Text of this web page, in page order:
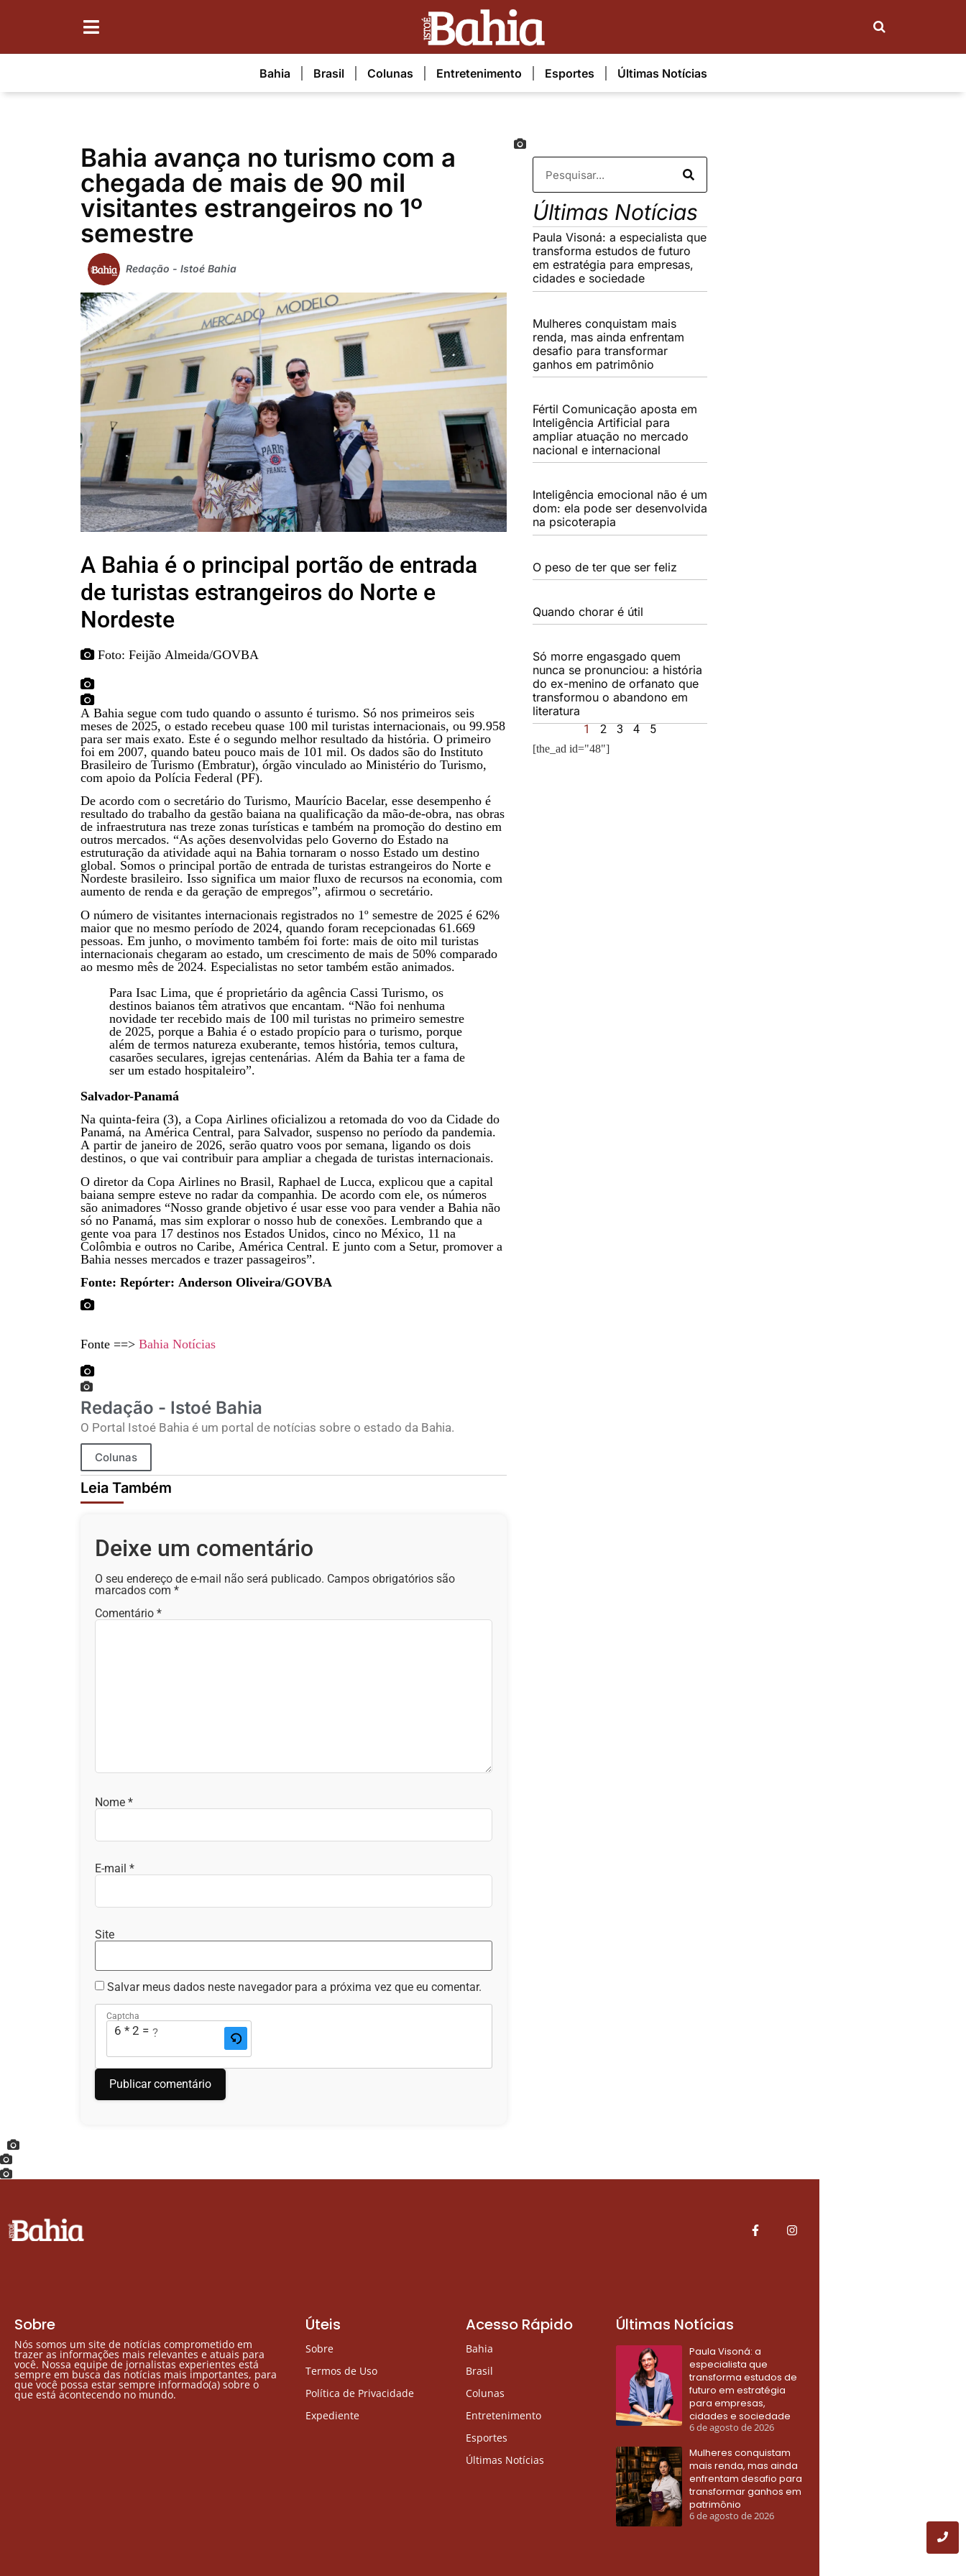
Bahia Brasil Colunas Entretenimento Esportes Últimas Notícias
Bahia avança no turismo com a
chegada de mais de 90 mil
visitantes estrangeiros no 1º
semestre
Redação - Istoé Bahia
A Bahia é o principal portão de entrada
de turistas estrangeiros do Norte e
Nordeste
Foto: Feijão Almeida/GOVBA
A Bahia segue com tudo quando o assunto é turismo. Só nos primeiros seis
meses de 2025, o estado recebeu quase 100 mil turistas internacionais, ou 99.958
para ser mais exato. Este é o segundo melhor resultado da história. O primeiro
foi em 2007, quando bateu pouco mais de 101 mil. Os dados são do Instituto
Brasileiro de Turismo (Embratur), órgão vinculado ao Ministério do Turismo,
com apoio da Polícia Federal (PF).
De acordo com o secretário do Turismo, Maurício Bacelar, esse desempenho é
resultado do trabalho da gestão baiana na qualificação da mão-de-obra, nas obras
de infraestrutura nas treze zonas turísticas e também na promoção do destino em
outros mercados. “As ações desenvolvidas pelo Governo do Estado na
estruturação da atividade aqui na Bahia tornaram o nosso Estado um destino
global. Somos o principal portão de entrada de turistas estrangeiros do Norte e
Nordeste brasileiro. Isso significa um maior fluxo de recursos na economia, com
aumento de renda e da geração de empregos”, afirmou o secretário.
O número de visitantes internacionais registrados no 1º semestre de 2025 é 62%
maior que no mesmo período de 2024, quando foram recepcionadas 61.669
pessoas. Em junho, o movimento também foi forte: mais de oito mil turistas
internacionais chegaram ao estado, um crescimento de mais de 50% comparado
ao mesmo mês de 2024. Especialistas no setor também estão animados.
Para Isac Lima, que é proprietário da agência Cassi Turismo, os
destinos baianos têm atrativos que encantam. “Não foi nenhuma
novidade ter recebido mais de 100 mil turistas no primeiro semestre
de 2025, porque a Bahia é o estado propício para o turismo, porque
além de termos natureza exuberante, temos história, temos cultura,
casarões seculares, igrejas centenárias. Além da Bahia ter a fama de
ser um estado hospitaleiro”.
Salvador-Panamá
Na quinta-feira (3), a Copa Airlines oficializou a retomada do voo da Cidade do
Panamá, na América Central, para Salvador, suspenso no período da pandemia.
A partir de janeiro de 2026, serão quatro voos por semana, ligando os dois
destinos, o que vai contribuir para ampliar a chegada de turistas internacionais.
O diretor da Copa Airlines no Brasil, Raphael de Lucca, explicou que a capital
baiana sempre esteve no radar da companhia. De acordo com ele, os números
são animadores “Nosso grande objetivo é usar esse voo para vender a Bahia não
só no Panamá, mas sim explorar o nosso hub de conexões. Lembrando que a
gente voa para 17 destinos nos Estados Unidos, cinco no México, 11 na
Colômbia e outros no Caribe, América Central. E junto com a Setur, promover a
Bahia nesses mercados e trazer passageiros”.
Fonte: Repórter: Anderson Oliveira/GOVBA
Fonte ==> Bahia Notícias
Redação - Istoé Bahia
O Portal Istoé Bahia é um portal de notícias sobre o estado da Bahia.
Colunas
Leia Também
Deixe um comentário
O seu endereço de e-mail não será publicado. Campos obrigatórios são
marcados com *
Comentário *
Nome *
E-mail *
Site
Salvar meus dados neste navegador para a próxima vez que eu comentar.
Captcha
6 * 2 = ?
Últimas Notícias
Paula Visoná: a especialista que
transforma estudos de futuro
em estratégia para empresas,
cidades e sociedade
Mulheres conquistam mais
renda, mas ainda enfrentam
desafio para transformar
ganhos em patrimônio
Fértil Comunicação aposta em
Inteligência Artificial para
ampliar atuação no mercado
nacional e internacional
Inteligência emocional não é um
dom: ela pode ser desenvolvida
na psicoterapia
O peso de ter que ser feliz
Quando chorar é útil
Só morre engasgado quem
nunca se pronunciou: a história
do ex-menino de orfanato que
transformou o abandono em
literatura
1 2 3 4 5
[the_ad id="48"]
Sobre
Nós somos um site de notícias comprometido em
trazer as informações mais relevantes e atuais para
você. Nossa equipe de jornalistas experientes está
sempre em busca das notícias mais importantes, para
que você possa estar sempre informado(a) sobre o
que está acontecendo no mundo.
Úteis
Sobre
Termos de Uso
Política de Privacidade
Expediente
Acesso Rápido
Bahia
Brasil
Colunas
Entretenimento
Esportes
Últimas Notícias
Últimas Notícias
Paula Visoná: a
especialista que
transforma estudos de
futuro em estratégia
para empresas,
cidades e sociedade
6 de agosto de 2026
Mulheres conquistam
mais renda, mas ainda
enfrentam desafio para
transformar ganhos em
patrimônio
6 de agosto de 2026